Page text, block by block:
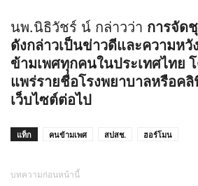
นพ.นิธิวัชร์ น์ กล่าวว่า การจัด
ดังกล่าวเป็นข่าวดีและความห
ข้ามเพศทุกคนในประเทศไทย
แพร่รายชื่อโรงพยาบาลหรือค
เว็บไซต์ต่อไป
แท็ก คนข้ามเพศ สปสช. ฮอร์โมน
บทความก่อนหน้านี้